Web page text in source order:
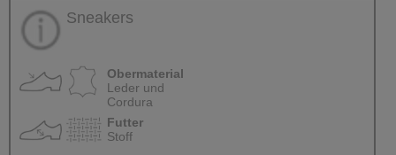
Sneakers
Obermaterial
Leder und
Cordura
Futter
Stoff